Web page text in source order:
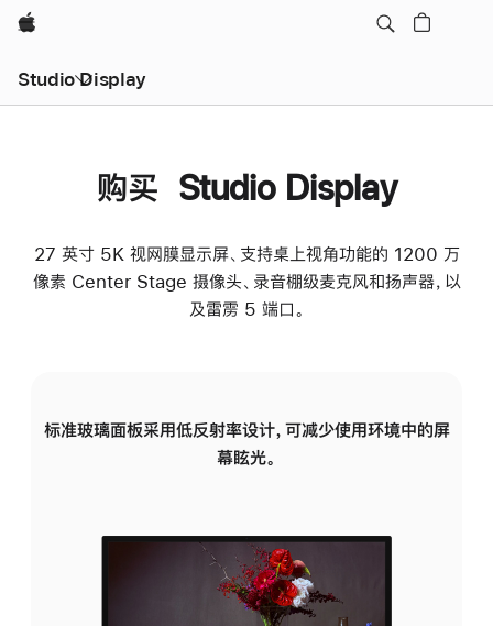
Apple
Studio Display
购买 Studio Display
27 英寸 5K 视网膜显示屏、支持桌上视角功能的 1200 万
像素 Center Stage 摄像头、录音棚级麦克风和扬声器，以
及雷雳 5 端口。
标准玻璃面板采用低反射率设计，可减少使用环境中的屏
幕眩光。